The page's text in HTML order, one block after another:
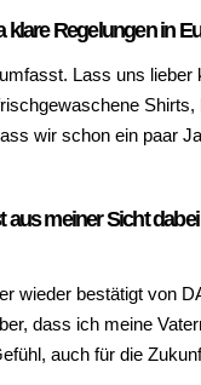
klare Regelungen in
Lass uns
wir schon ein paar
meiner Sicht
wieder bestätigt von
dass ich meine
auch für die